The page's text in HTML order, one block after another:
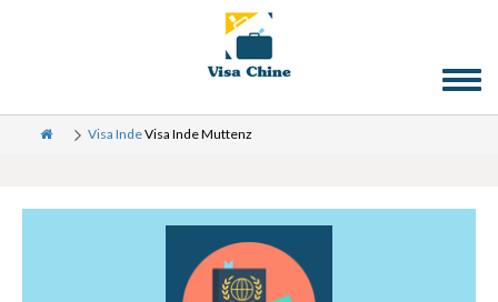
Visa IndeVisa Inde Muttenz